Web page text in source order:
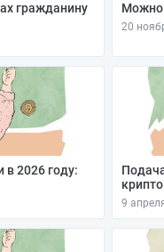
гражданину
Можно
20
в 2026 году:
9